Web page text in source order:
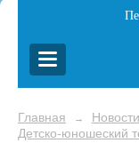
Главная →
Детско-юношеский